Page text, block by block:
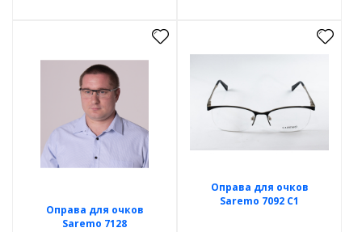
Оправа для очков
Saremo 7128
Оправа для очков
Saremo 7092 C1